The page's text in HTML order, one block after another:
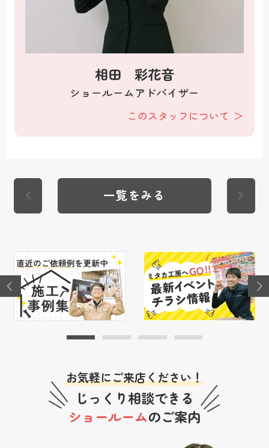
相田 彩花音
ショールームアドバイザー
このスタッフについて
一覧をみる
お気軽にご来店ください！
じっくり相談できる
ショールームのご案内